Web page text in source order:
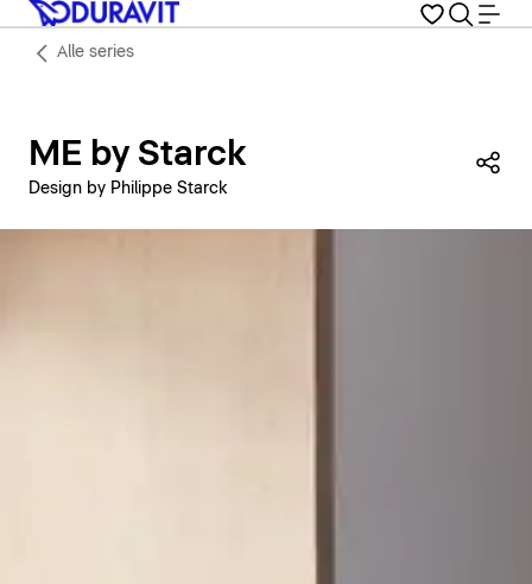
Alle series
ME by Starck
Design by Philippe Starck